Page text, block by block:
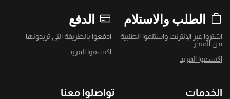
الطلب والاستلام
اشتروا عبر الإنترنت واستلموا الطلبية
من المتجر
اكتشفوا المزيد
الدفع
ادفعوا بالطريقة التي تريدونها
اكتشفوا المزيد
الخدمات تواصلوا معنا